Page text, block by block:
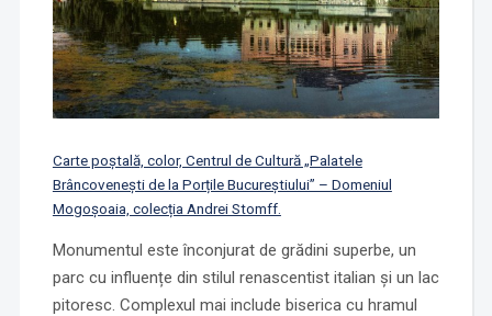
Carte poștală, color, Centrul de Cultură „Palatele
Brâncovenești de la Porțile Bucureștiului” – Domeniul
Mogoşoaia, colecția Andrei Stomff.
Monumentul este înconjurat de grădini superbe, un
parc cu influențe din stilul renascentist italian și un lac
pitoresc. Complexul mai include biserica cu hramul